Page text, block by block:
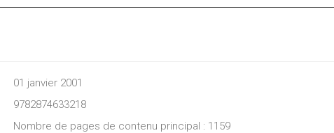
01 janvier 2001
9782874633218
Nombre de pages de contenu principal : 1159